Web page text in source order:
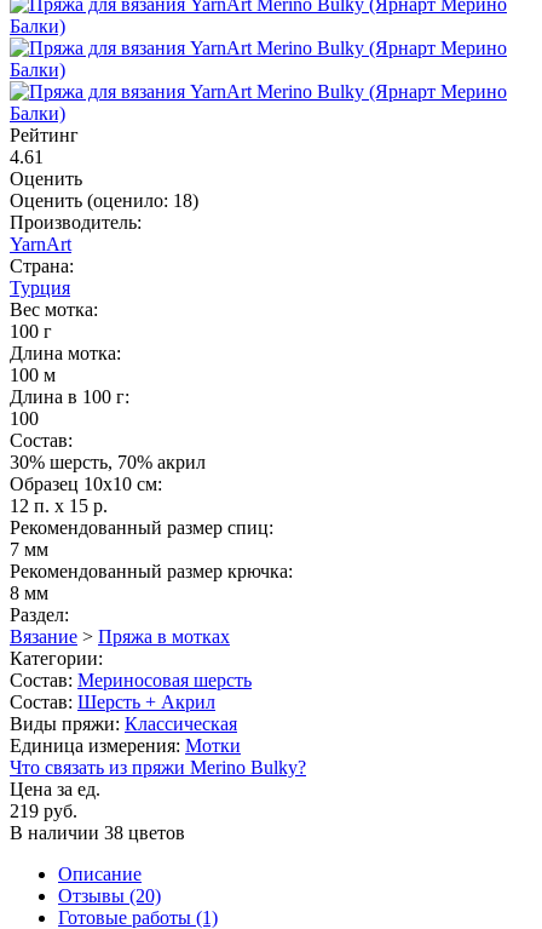
Рейтинг
4.61
Оценить
Оценить (оценило: 18)
Производитель:
YarnArt
Страна:
Турция
Вес мотка:
100 г
Длина мотка:
100 м
Длина в 100 г:
100
Состав:
30% шерсть, 70% акрил
Образец 10х10 см:
12 п. x 15 р.
Рекомендованный размер спиц:
7 мм
Рекомендованный размер крючка:
8 мм
Раздел:
Вязание > Пряжа в мотках
Категории:
Состав: Мериносовая шерсть
Состав: Шерсть + Акрил
Виды пряжи: Классическая
Единица измерения: Мотки
Что связать из пряжи Merino Bulky?
Цена за ед.
219 руб.
В наличии 38 цветов
Описание
Отзывы (20)
Готовые работы (1)